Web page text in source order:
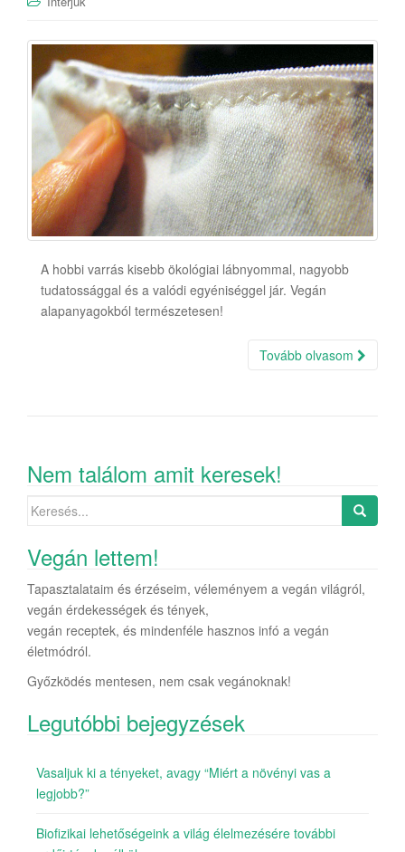
A hobbi varrás kisebb ökológiai lábnyommal, nagyobb
tudatossággal és a valódi egyéniséggel jár. Vegán
alapanyagokból természetesen!
Tovább olvasom
Nem találom amit keresek!
Search for:
Vegán lettem!
Tapasztalataim és érzéseim, véleményem a vegán világról,
vegán érdekességek és tények,
vegán receptek, és mindenféle hasznos infó a vegán
életmódról.
Győzködés mentesen, nem csak vegánoknak!
Legutóbbi bejegyzések
Vasaljuk ki a tényeket, avagy “Miért a növényi vas a
legjobb?”
Biofizikai lehetőségeink a világ élelmezésére további